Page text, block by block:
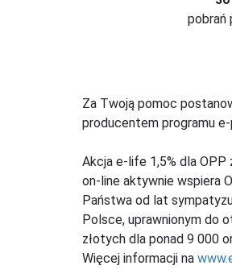
pobrań
Za Twoją pomoc
producentem programu
Akcja e-life 1,5% dla OPP
on-line aktywnie wspiera
Państwa od lat
Polsce, uprawnionym do
złotych dla ponad 9 000
Więcej informacji na